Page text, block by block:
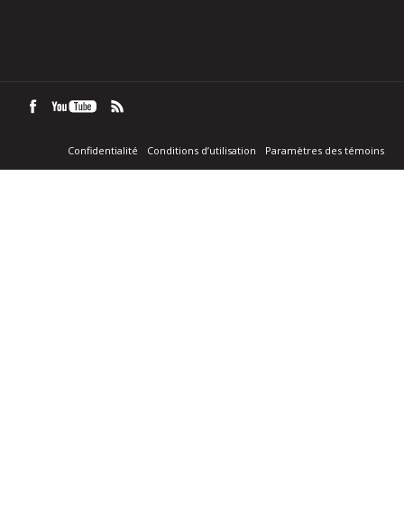
Confidentialité Conditions d’utilisation Paramètres des témoins